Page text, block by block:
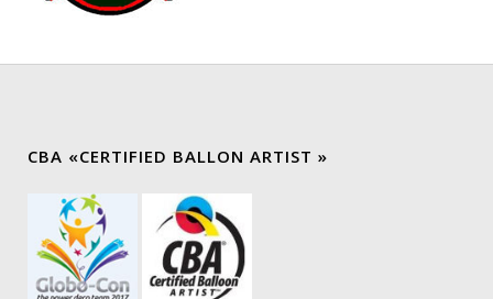
CBA «CERTIFIED BALLON ARTIST »